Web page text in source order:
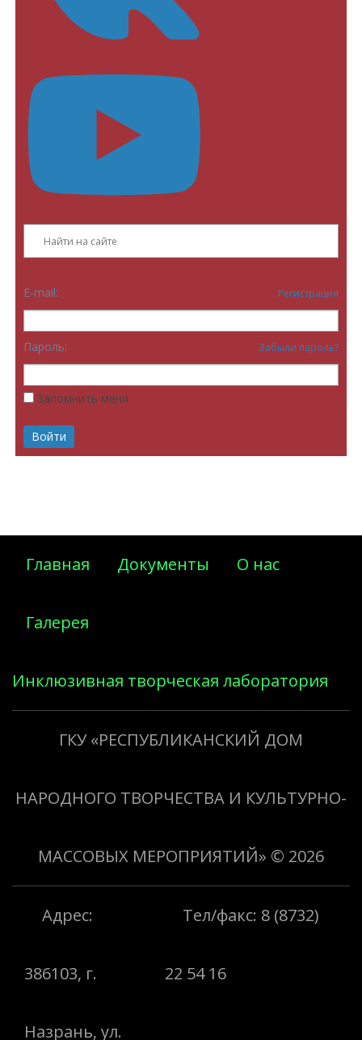
E-mail: Регистрация
Пароль: Забыли пароль?
Запомнить меня
Главная Документы О нас
Галерея
Инклюзивная творческая лаборатория
«Творить добро»
ГКУ «РЕСПУБЛИКАНСКИЙ ДОМ
НАРОДНОГО ТВОРЧЕСТВА И КУЛЬТУРНО-
МАССОВЫХ МЕРОПРИЯТИЙ» © 2026
Адрес:
386103, г.
Назрань, ул.
Тел/факс: 8 (8732)
22 54 16